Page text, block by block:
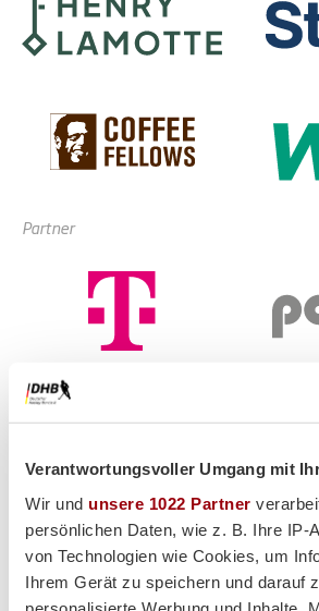
Verantwortungsvoller Umgang mit
Wir und unsere 1022 Partner
persönlichen Daten, wie z. B. Ihre IP-
von Technologien wie Cookies, um
Ihrem Gerät zu speichern und darauf
Partner
Supplier